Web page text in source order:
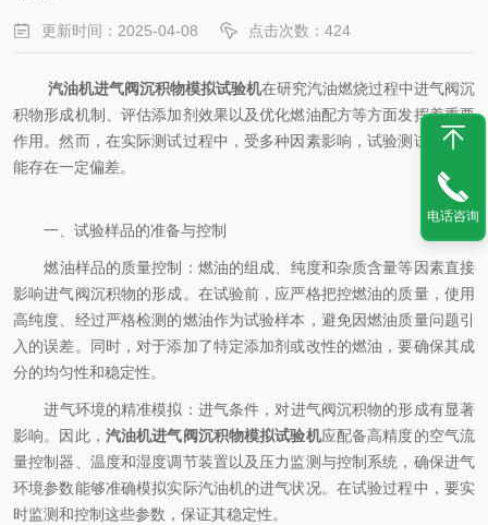
更新时间：2025-04-08 点击次数：424
汽油机进气阀沉积物模拟试验机在研究汽油燃烧过程中进气阀沉
积物形成机制、评估添加剂效果以及优化燃油配方等方面发挥着重要
作用。然而，在实际测试过程中，受多种因素影响，试验测试结果可
能存在一定偏差。
一、试验样品的准备与控制
​燃油样品的质量控制：燃油的组成、纯度和杂质含量等因素直接
影响进气阀沉积物的形成。在试验前，应严格把控燃油的质量，使用
高纯度、经过严格检测的燃油作为试验样本，避免因燃油质量问题引
入的误差。同时，对于添加了特定添加剂或改性的燃油，要确保其成
分的均匀性和稳定性。
​进气环境的精准模拟：进气条件，对进气阀沉积物的形成有显著
影响。因此， 汽油机进气阀沉积物模拟试验机应配备高精度的空气流
量控制器、温度和湿度调节装置以及压力监测与控制系统，确保进气
环境参数能够准确模拟实际汽油机的进气状况。在试验过程中，要实
时监测和控制这些参数，保证其稳定性。
电话咨询